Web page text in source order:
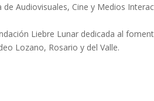
Audiovisuales, Cine y Medios
Liebre Lunar dedicada al
Lozano, Rosario y del Valle.